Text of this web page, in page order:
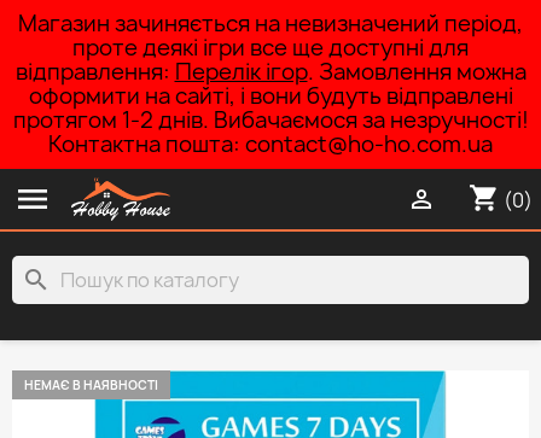
Магазин зачиняється на невизначений період,
проте деякі ігри все ще доступні для
відправлення: Перелік ігор. Замовлення можна
оформити на сайті, і вони будуть відправлені
протягом 1-2 днів. Вибачаємося за незручності!
Контактна пошта: contact@ho-ho.com.ua
 shopping_cart (0)

search
НЕМАЄ В НАЯВНОСТІ